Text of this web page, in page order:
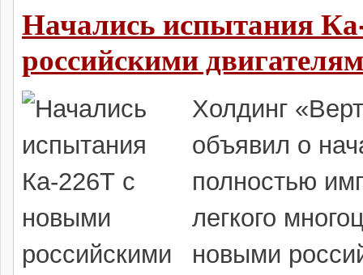
Начались испытания
российскими
Холдинг
объявил о
полностью
легкого
новыми